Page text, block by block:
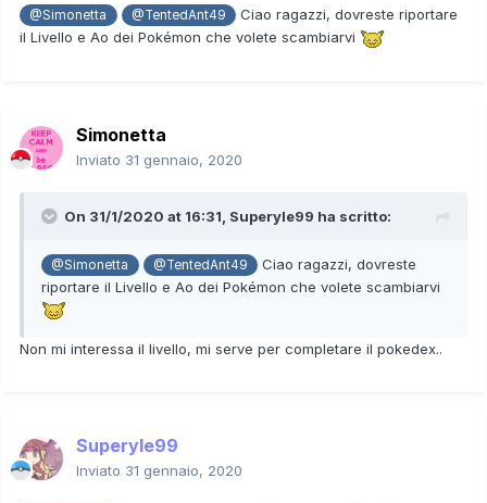
@Simonetta @TentedAnt49
Ciao ragazzi, dovreste riportare
il Livello e Ao dei Pokémon che volete scambiarvi
Simonetta
Inviato 31 gennaio, 2020
On 31/1/2020 at 16:31, Superyle99 ha scritto:
@Simonetta @TentedAnt49
Ciao ragazzi, dovreste
riportare il Livello e Ao dei Pokémon che volete scambiarvi
Non mi interessa il livello, mi serve per completare il pokedex..
Superyle99
Inviato 31 gennaio, 2020